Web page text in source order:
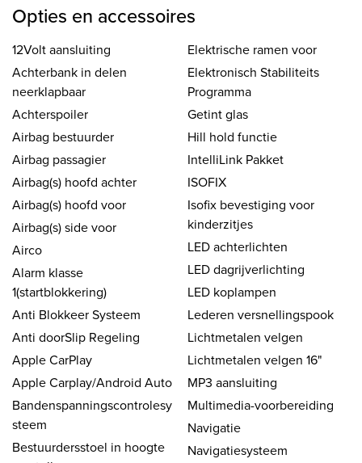
Opties en accessoires
12Volt aansluiting
Achterbank in delen
neerklapbaar
Achterspoiler
Airbag bestuurder
Airbag passagier
Airbag(s) hoofd achter
Airbag(s) hoofd voor
Airbag(s) side voor
Airco
Alarm klasse
1(startblokkering)
Anti Blokkeer Systeem
Anti doorSlip Regeling
Apple CarPlay
Apple Carplay/Android Auto
Bandenspanningscontrolesy
steem
Bestuurdersstoel in hoogte
Elektrische ramen voor
Elektronisch Stabiliteits
Programma
Getint glas
Hill hold functie
IntelliLink Pakket
ISOFIX
Isofix bevestiging voor
kinderzitjes
LED achterlichten
LED dagrijverlichting
LED koplampen
Lederen versnellingspook
Lichtmetalen velgen
Lichtmetalen velgen 16"
MP3 aansluiting
Multimedia-voorbereiding
Navigatie
Navigatiesysteem